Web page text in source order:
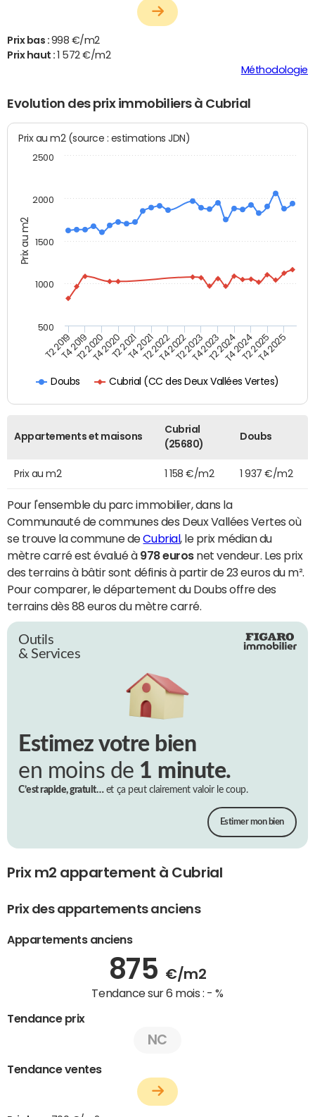
Prix bas : 998 €/m2
Prix haut :
1 572 €/m2
Méthodologie
Evolution des prix immobiliers à Cubrial
Prix au m2
Prix au m2 (source : estimations JDN)
Doubs Cubrial (CC des Deux Vallées Vertes)
T2 2019T4 2019T2 2020T4 2020T2 2021T4 2021T2 2022T4 2022T2 2023T4 2023T2 2024T4 2024T2 2025T4 2025
1000
1500
2000
500
2500
Appartements et maisons
Cubrial
(25680)
Doubs
Prix au m2 1 158 €/m2 1 937 €/m2
Pour l'ensemble du parc immobilier, dans la
Communauté de communes des Deux Vallées Vertes où
se trouve la commune deCubrial , le prix médian du
mètre carré est évalué à 978 eurosnet vendeur. Les prix
des terrains à bâtir sont définis à partir de 23 euros du m².
Pour comparer, le département du Doubs offre des
terrains dès 88 euros du mètre carré.
Outils
& Services
Estimez votre bien
en moins de 1 minute.
C’est rapide, gratuit…et ça peut clairement valoir le coup.
Estimer mon bien
Prix m2 appartement à Cubrial
Prix des appartements anciens
Appartements anciens
875 €/m2
Tendance sur 6 mois : - %
Tendance prix
NC
Tendance ventes